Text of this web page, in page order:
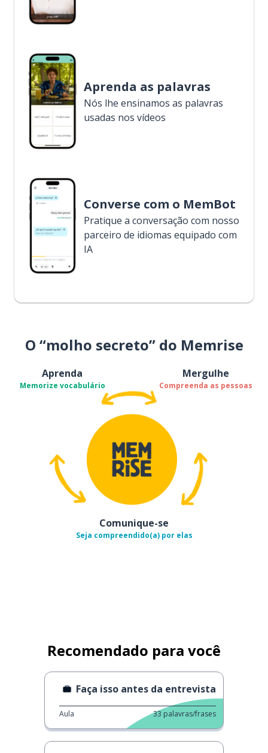
Aprenda as palavras
Nós lhe ensinamos as palavras
usadas nos vídeos
Converse com o MemBot
Pratique a conversação com nosso
parceiro de idiomas equipado com
IA
O “molho secreto” do Memrise
Aprenda
Memorize vocabulário
Mergulhe
Compreenda as pessoas
Comunique-se
Seja compreendido(a) por elas
Recomendado para você
Faça isso antes da entrevista
Aula 33 palavras/frases